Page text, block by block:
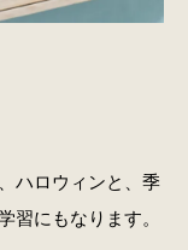
ハロウィンと、季
習にもなります。